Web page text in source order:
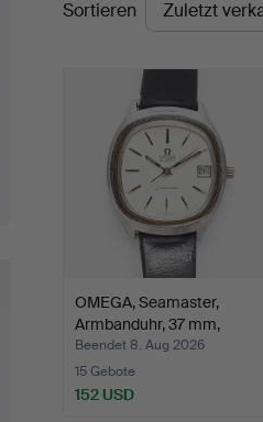
Sortieren
OMEGA, Seamaster,
Armbanduhr, 37 mm,
Stahl.
Beendet 8. Aug 2026
15 Gebote
152 USD